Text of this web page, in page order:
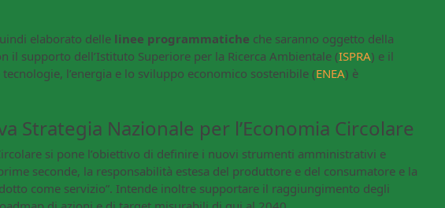
elaborato delle linee programmatiche che saranno oggetto della
il supporto dell’Istituto Superiore per la Ricerca Ambientale (ISPRA) e il
l’energia e lo sviluppo economico sostenibile (ENEA) è
Strategia Nazionale per l’Economia Circolare
si pone l’obiettivo di definire i nuovi strumenti amministrativi e
seconde, la responsabilità estesa del produttore e del consumatore e la
come servizio”. Intende inoltre supportare il raggiungimento degli